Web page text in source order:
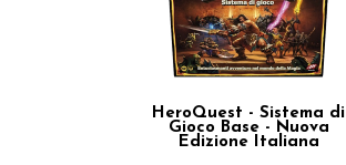
HeroQuest - Sistema di
Gioco Base - Nuova
Edizione Italiana